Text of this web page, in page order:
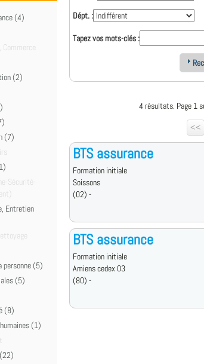
(4)
(2)
(7)
Sécurité-
Entretien
personne (5)
(5)
(8)
(1)
Dépt. :
Tapez vos mots-clés :
4 résultats. Page 1
<<
BTS assurance
Formation initiale
Soissons
(02) -
BTS assurance
Formation initiale
Amiens cedex 03
(80) -